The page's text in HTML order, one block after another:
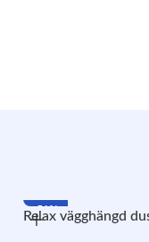
-51%
Relax vägghängd